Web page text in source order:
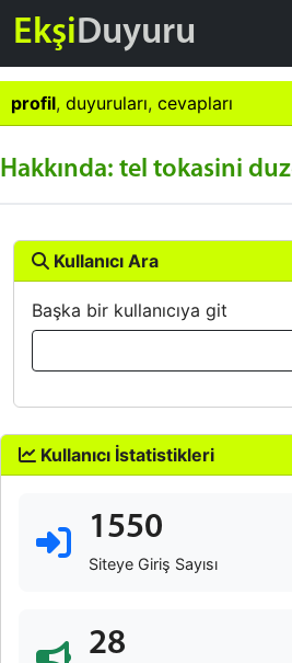
EkşiDuyuru
profil, duyuruları, cevapları
Hakkında: tel tokasini
Kullanıcı Ara
Başka bir kullanıcıya git
Kullanıcı İstatistikleri
1550
Siteye Giriş Sayısı
28